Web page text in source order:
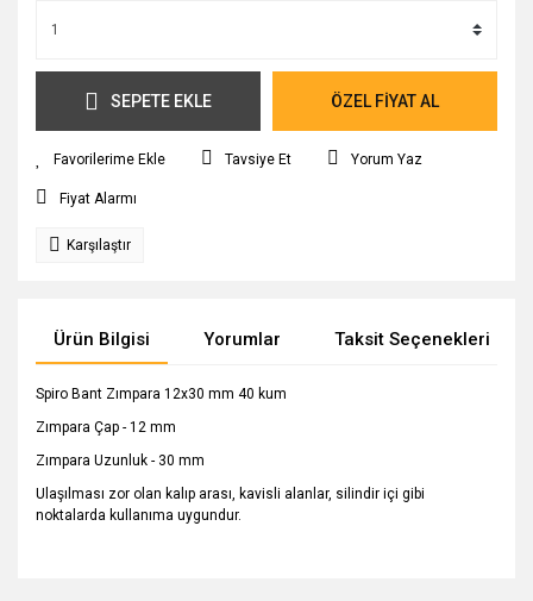
SEPETE EKLE ÖZEL FİYAT AL
Tavsiye Et Yorum Yaz
Fiyat Alarmı
Karşılaştır
Ürün Bilgisi Yorumlar Taksit Seçenekleri
Spiro Bant Zımpara 12x30 mm 40 kum
Zımpara Çap - 12 mm
Zımpara Uzunluk - 30 mm
Ulaşılması zor olan kalıp arası, kavisli alanlar, silindir içi gibi
noktalarda kullanıma uygundur.